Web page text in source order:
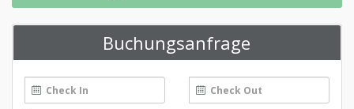
Buchungsanfrage